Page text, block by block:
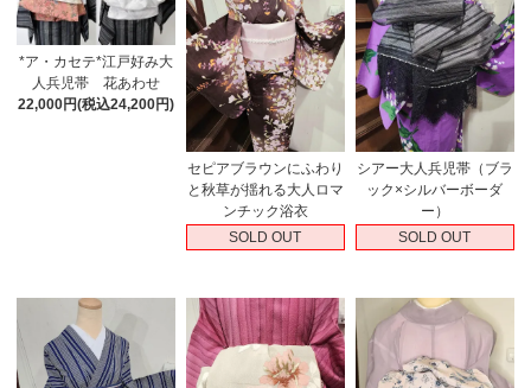
*ア・カセテ*江戸好み大
人兵児帯 花あわせ
22,000円(税込24,200円)
セピアブラウンにふわり
と秋草が揺れる大人ロマ
ンチック浴衣
SOLD OUT
シアー大人兵児帯（ブラ
ック×シルバーボーダ
ー）
SOLD OUT